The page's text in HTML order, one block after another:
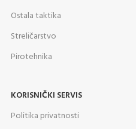
Ostala taktika
Streličarstvo
Pirotehnika
KORISNIČKI SERVIS
Politika privatnosti